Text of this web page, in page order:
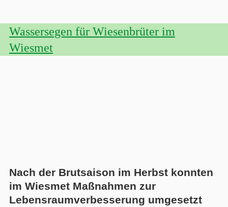
Wassersegen für Wiesenbrüter im
Wiesmet
Nach der Brutsaison im Herbst konnten
im Wiesmet Maßnahmen zur
Lebensraumverbesserung umgesetzt